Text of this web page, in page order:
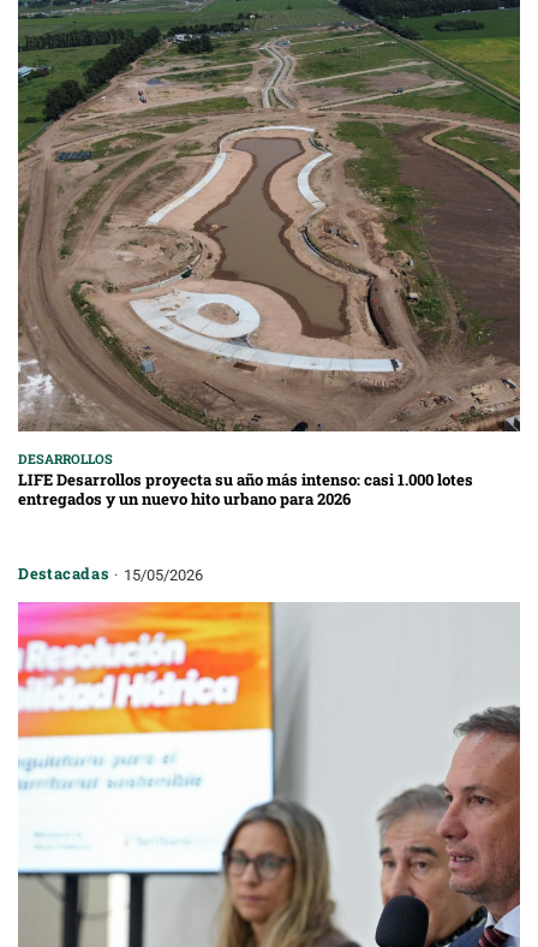
DESARROLLOS
LIFE Desarrollos proyecta su año más intenso: casi 1.000 lotes
entregados y un nuevo hito urbano para 2026
Destacadas 15/05/2026